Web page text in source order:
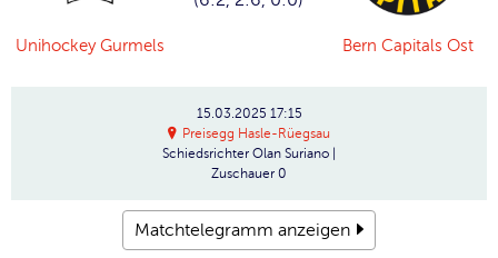
Unihockey Gurmels Bern Capitals Ost
15.03.2025 17:15
Preisegg Hasle-Rüegsau
Schiedsrichter Olan Suriano |
Zuschauer 0
Matchtelegramm anzeigen